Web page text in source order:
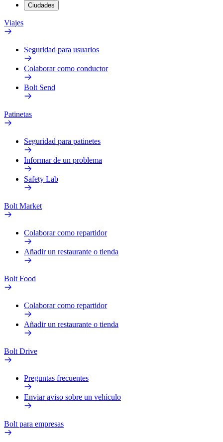
Ciudades
Viajes
Seguridad para usuarios
Colaborar como conductor
Bolt Send
Patinetas
Seguridad para patinetes
Informar de un problema
Safety Lab
Bolt Market
Colaborar como repartidor
Añadir un restaurante o tienda
Bolt Food
Colaborar como repartidor
Añadir un restaurante o tienda
Bolt Drive
Preguntas frecuentes
Enviar aviso sobre un vehículo
Bolt para empresas